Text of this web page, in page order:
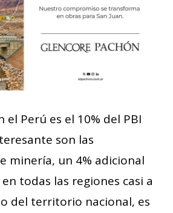
el Perú es el 10% del PBI
son las
minería, un 4% adicional
todas las regiones casi a
del territorio nacional, es